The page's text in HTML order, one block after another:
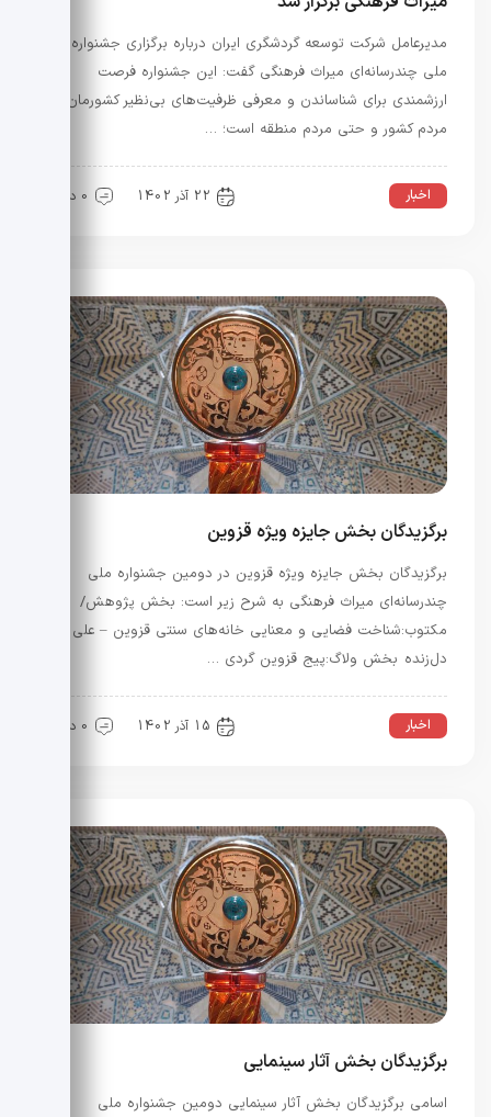
مدیرعامل شرکت توسعه گردشگری ایران درباره برگزاری جشنواره
ملی چندرسانه‌ای میراث فرهنگی گفت: این جشنواره فرصت
ارزشمندی برای شناساندن و معرفی ظرفیت‌های بی‌نظیر کشورمان به
مردم کشور و حتی مردم منطقه است؛ …
اخبار 22 آذر 1402 0 دیدگاه
برگزیدگان بخش جایزه ویژه قزوین
برگزیدگان بخش جایزه ویژه قزوین در دومین جشنواره ملی
چندرسانه‌ای میراث فرهنگی به شرح زیر است: بخش پژوهش/
مکتوب:شناخت فضایی و معنایی خانه‌های سنتی قزوین – علی
دل‌زنده بخش ولاگ:پیج قزوین گردی …
اخبار 15 آذر 1402 0 دیدگاه
برگزیدگان بخش آثار سینمایی
اسامی برگزیدگان بخش آثار سینمایی دومین جشنواره ملی